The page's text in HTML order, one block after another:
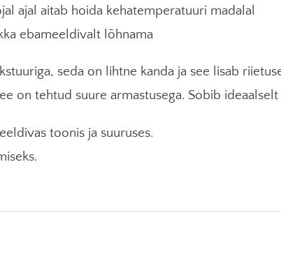
ajal aitab hoida kehatemperatuuri madalal
ebameeldivalt lõhnama
seda on lihtne kanda ja see lisab
on tehtud suure armastusega. Sobib ideaalselt
toonis ja suuruses.